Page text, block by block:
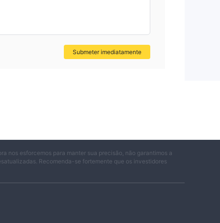
Submeter imediatamente
nos esforcemos para manter sua precisão, não garantimos a
Recomenda-se fortemente que os investidores